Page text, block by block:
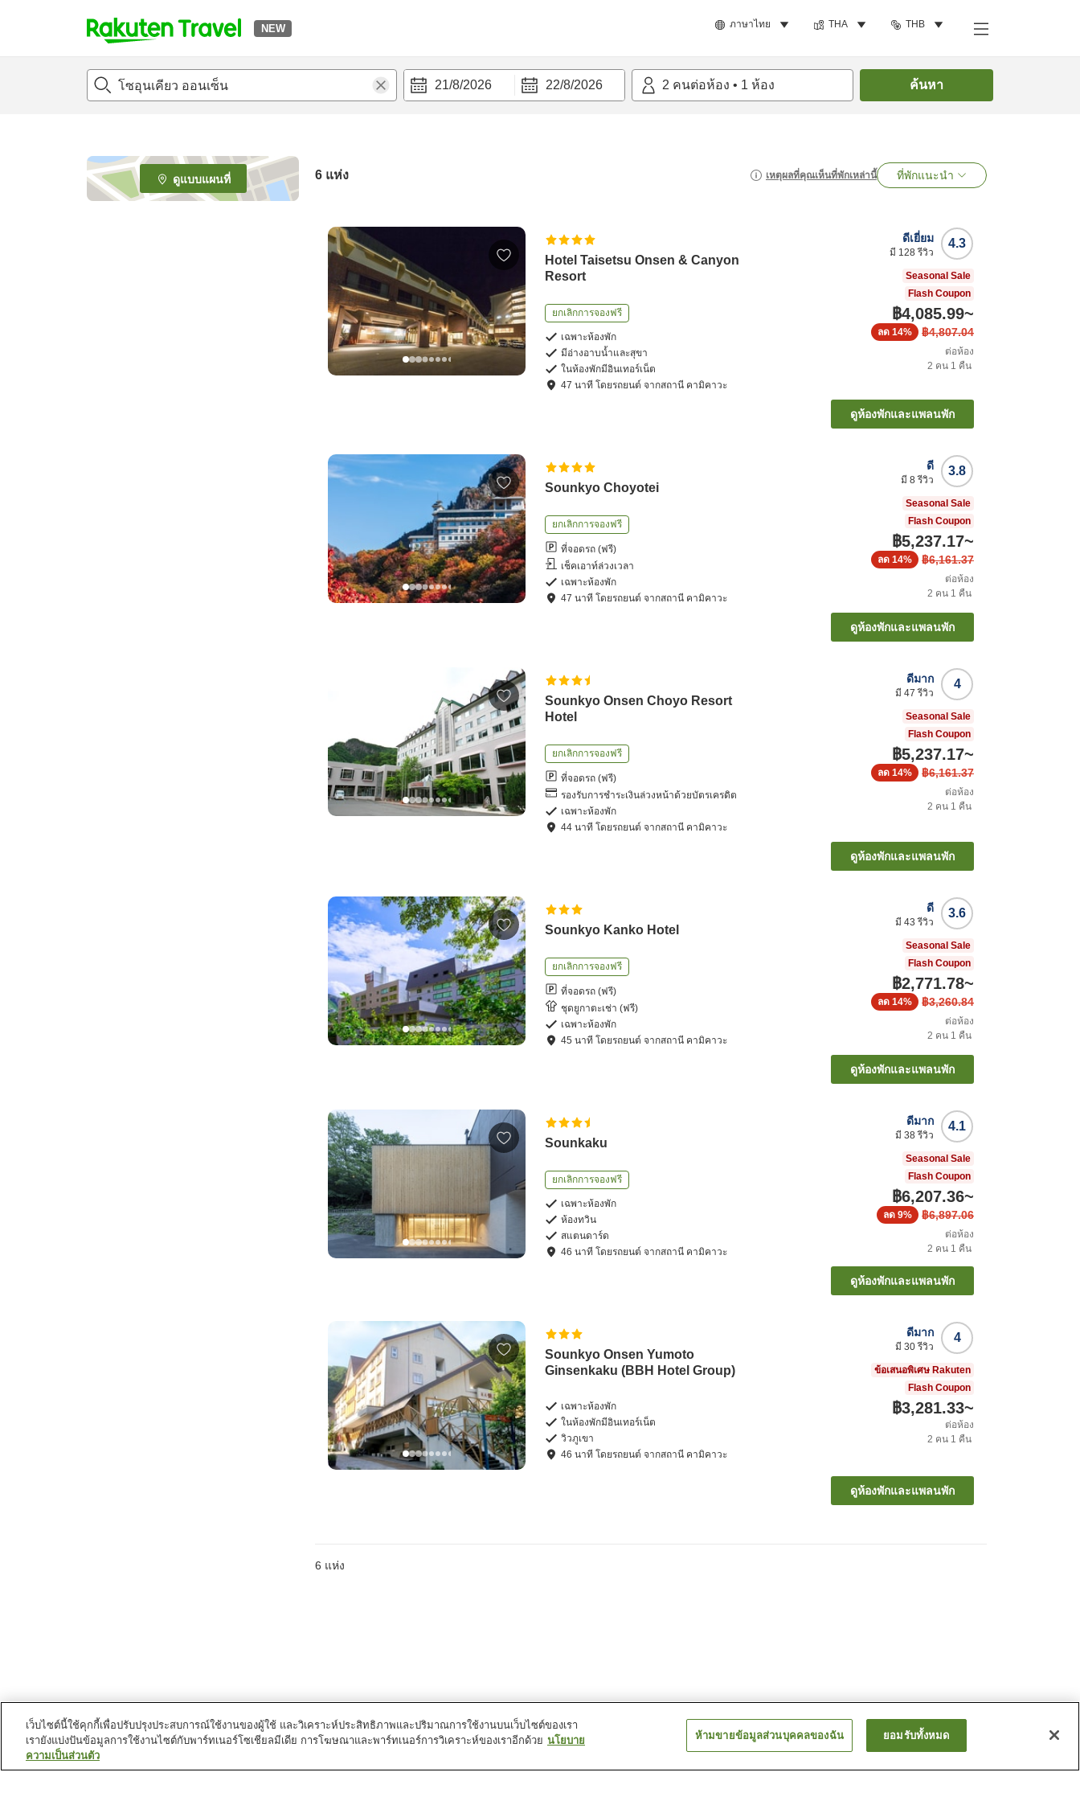
NEW ภาษาไทย THA THB
t
p
e
_
s
21/8/2026 22/8/2026 2 คนต่อห้อง • 1 ห้อง ค้นหา
ดูแบบแผนที่ 6 แห่ง เหตุผลที่คุณเห็นที่พักเหล่านี้ ที่พักแนะนำ
Hotel Taisetsu Onsen & Canyon
Resort
ยกเลิกการจองฟรี
เฉพาะห้องพัก
มีอ่างอาบน้ำและสุขา
ในห้องพักมีอินเทอร์เน็ต
47 นาที โดยรถยนต์ จากสถานี คามิคาวะ
4.3
ดีเยี่ยม
มี 128รีวิว
Seasonal Sale
Flash Coupon
฿4,085.99~
฿4,807.04
ลด 14%
ต่อห้อง
2 คน 1 คืน
ดูห้องพักและแพลนพัก
Sounkyo Choyotei
ยกเลิกการจองฟรี
ที่จอดรถ (ฟรี)
เช็คเอาท์ล่วงเวลา
เฉพาะห้องพัก
47 นาที โดยรถยนต์ จากสถานี คามิคาวะ
3.8
ดี
มี 8รีวิว
Seasonal Sale
Flash Coupon
฿5,237.17~
฿6,161.37
ลด 14%
ต่อห้อง
2 คน 1 คืน
ดูห้องพักและแพลนพัก
Sounkyo Onsen Choyo Resort
Hotel
ยกเลิกการจองฟรี
ที่จอดรถ (ฟรี)
รองรับการชำระเงินล่วงหน้าด้วยบัตรเครดิต
เฉพาะห้องพัก
44 นาที โดยรถยนต์ จากสถานี คามิคาวะ
4
ดีมาก
มี 47 รีวิว
Seasonal Sale
Flash Coupon
฿5,237.17~
฿6,161.37
ลด 14%
ต่อห้อง
2 คน 1 คืน
ดูห้องพักและแพลนพัก
Sounkyo Kanko Hotel
ยกเลิกการจองฟรี
ที่จอดรถ (ฟรี)
ชุดยูกาตะเช่า (ฟรี)
เฉพาะห้องพัก
45 นาที โดยรถยนต์ จากสถานี คามิคาวะ
3.6
ดี
มี 43 รีวิว
Seasonal Sale
Flash Coupon
฿2,771.78~
฿3,260.84
ลด 14%
ต่อห้อง
2 คน 1 คืน
ดูห้องพักและแพลนพัก
Sounkaku
ยกเลิกการจองฟรี
เฉพาะห้องพัก
ห้องทวิน
สแตนดาร์ด
46 นาที โดยรถยนต์ จากสถานี คามิคาวะ
4.1
ดีมาก
มี 38รีวิว
Seasonal Sale
Flash Coupon
฿6,207.36~
฿6,897.06
ลด 9%
ต่อห้อง
2 คน 1 คืน
ดูห้องพักและแพลนพัก
Sounkyo Onsen Yumoto
Ginsenkaku (BBH Hotel Group)
เฉพาะห้องพัก
ในห้องพักมีอินเทอร์เน็ต
วิวภูเขา
46 นาที โดยรถยนต์ จากสถานี คามิคาวะ
4
ดีมาก
มี 30รีวิว
ข้อเสนอพิเศษ Rakuten
Flash Coupon
฿3,281.33~
ต่อห้อง
2 คน 1 คืน
ดูห้องพักและแพลนพัก
6 แห่ง
เว็บไซต์นี้ใช้คุกกี้เพื่อปรับปรุงประสบการณ์ใช้งานของผู้ใช้ และวิเคราะห์ประสิทธิภาพและปริมาณการใช้งานบนเว็บไซต์ของเรา
เรายังแบ่งปันข้อมูลการใช้งานไซต์กับพาร์ทเนอร์โซเชียลมีเดีย การโฆษณาและพาร์ทเนอร์การวิเคราะห์ของเราอีกด้วย นโยบาย
ความเป็นส่วนตัว
ห้ามขายข้อมูลส่วนบุคคลของฉัน ยอมรับทั้งหมด